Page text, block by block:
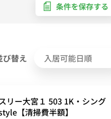
条件を保存する
び替え
リー大宮１ 503 1K・シング
【清掃費半額】